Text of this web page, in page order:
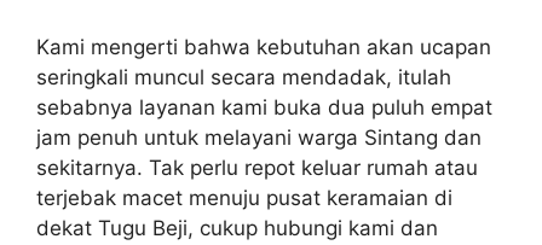
Kami mengerti bahwa kebutuhan akan ucapan
seringkali muncul secara mendadak, itulah
sebabnya layanan kami buka dua puluh empat
jam penuh untuk melayani warga Sintang dan
sekitarnya. Tak perlu repot keluar rumah atau
terjebak macet menuju pusat keramaian di
dekat Tugu Beji, cukup hubungi kami dan